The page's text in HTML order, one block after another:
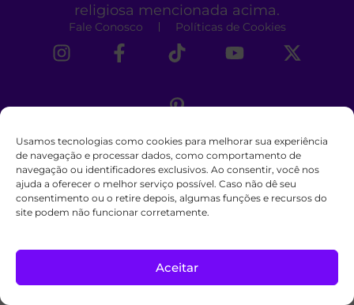
Usamos tecnologias como cookies para melhorar sua experiência
de navegação e processar dados, como comportamento de
navegação ou identificadores exclusivos. Ao consentir, você nos
ajuda a oferecer o melhor serviço possível. Caso não dê seu
consentimento ou o retire depois, algumas funções e recursos do
site podem não funcionar corretamente.
Aceitar
religiosa mencionada acima.
Fale Conosco Políticas de Cookies